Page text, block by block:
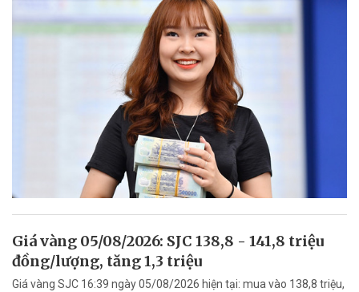
Giá vàng 05/08/2026: SJC 138,8 - 141,8 triệu
đồng/lượng, tăng 1,3 triệu
Giá vàng SJC 16:39 ngày 05/08/2026 hiện tại: mua vào 138,8 triệu,